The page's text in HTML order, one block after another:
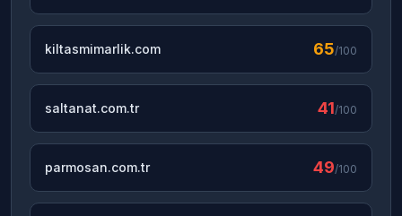
kiltasmimarlik.com 65/100
saltanat.com.tr 41/100
parmosan.com.tr 49/100